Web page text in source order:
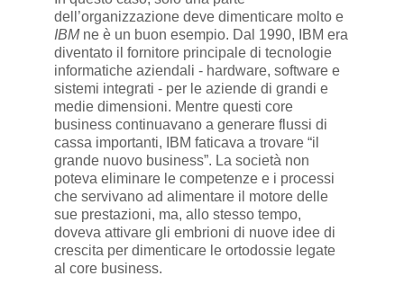
dell’organizzazione deve dimenticare molto e
IBMne è un buon esempio. Dal 1990, IBM era
diventato il fornitore principale di tecnologie
informatiche aziendali - hardware, software e
sistemi integrati - per le aziende di grandi e
medie dimensioni. Mentre questi core
business continuavano a generare flussi di
cassa importanti, IBM faticava a trovare “il
grande nuovo business”. La società non
poteva eliminare le competenze e i processi
che servivano ad alimentare il motore delle
sue prestazioni, ma, allo stesso tempo,
doveva attivare gli embrioni di nuove idee di
crescita per dimenticare le ortodossie legate
al core business.